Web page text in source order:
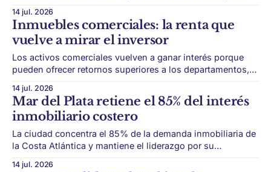
conflicto sindical en una obra de alta gama de Punta del
Este terminó escalando mucho más allá de una discusión
gremial.
14 jul. 2026
Inmuebles comerciales: la renta que
vuelve a mirar el inversor
Los activos comerciales vuelven a ganar interés porque
pueden ofrecer retornos superiores a los departamentos,
riesgo. El inversor inmobiliario vuelve a mirar más allá del
departamento tradicional. En un contexto donde la renta
residencial mejoró, pero sigue siendo moderada en
muchas zonas,
14 jul. 2026
Mar del Plata retiene el 85% del interés
inmobiliario costero
La ciudad concentra el 85% de la demanda inmobiliaria de
la Costa Atlántica y mantiene el liderazgo por su
premium. Mar del Plata sigue siendo el gran polo
14 jul. 2026